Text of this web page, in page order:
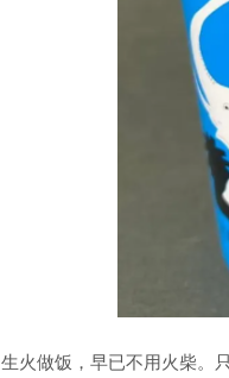
生火做饭，早已不用火柴。